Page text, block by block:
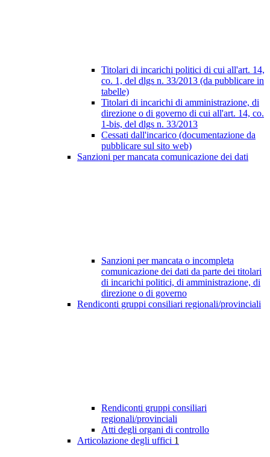
Titolari di incarichi politici di cui all'art. 14,
co. 1, del dlgs n. 33/2013 (da pubblicare in
tabelle)
Titolari di incarichi di amministrazione, di
direzione o di governo di cui all'art. 14, co.
1-bis, del dlgs n. 33/2013
Cessati dall'incarico (documentazione da
pubblicare sul sito web)
Sanzioni per mancata comunicazione dei dati
Sanzioni per mancata o incompleta
comunicazione dei dati da parte dei titolari
di incarichi politici, di amministrazione, di
direzione o di governo
Rendiconti gruppi consiliari regionali/provinciali
Rendiconti gruppi consiliari
regionali/provinciali
Atti degli organi di controllo
Articolazione degli uffici 1